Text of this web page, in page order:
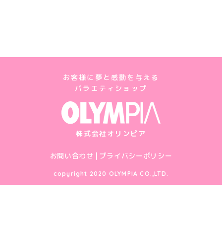
お客様に夢と感動を与える
バラエティショップ
株式会社オリンピア
お問い合わせ プライバシーポリシー
copyright 2020 OLYMPIA CO.,LTD.